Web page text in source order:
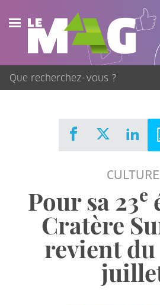
Actualités
Agenda
Publications
CULTURE
Pour sa 23e
Cratère
revient du